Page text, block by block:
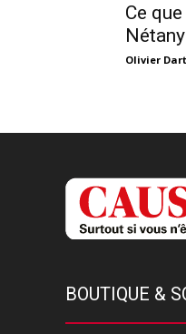
Ce
Olivier
BOUTIQUE &